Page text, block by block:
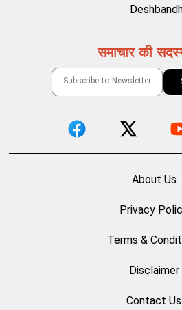
समाचार की
About Us
Privacy
Terms &
Disclaimer
Contact Us